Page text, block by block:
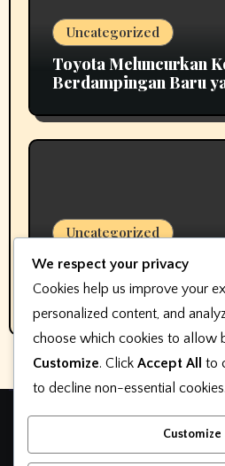
Uncategorized
Toyota Meluncurkan
Berdampingan Baru
Uncategorized
Pembuat perangkat
pelanggan dealer
bukan fokus
Teknologi
We respect your privacy
Cookies help us improve your
personalized content, and
choose which cookies to allow
Customize. Click Accept All to
to decline non-essential cookies.
Customize